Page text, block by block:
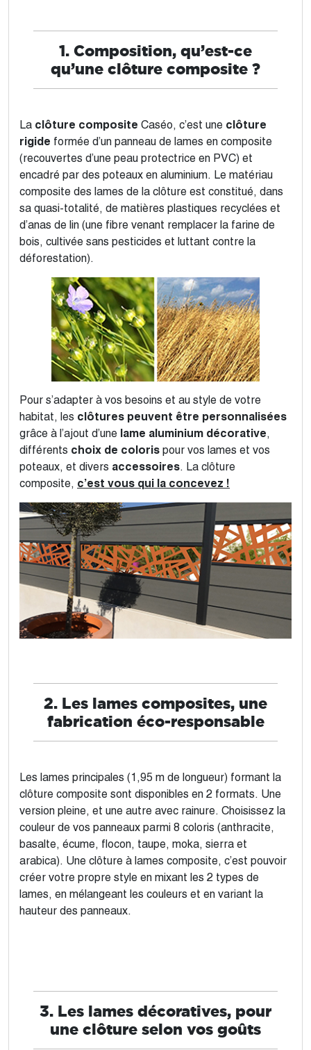
1. Composition, qu’est-ce
qu’une clôture composite ?
La clôture composite Caséo, c’est une clôture
rigide formée d’un panneau de lames en composite
(recouvertes d’une peau protectrice en PVC) et
encadré par des poteaux en aluminium. Le matériau
composite des lames de la clôture est constitué, dans
sa quasi-totalité, de matières plastiques recyclées et
d’anas de lin (une fibre venant remplacer la farine de
bois, cultivée sans pesticides et luttant contre la
déforestation).
Pour s’adapter à vos besoins et au style de votre
habitat, les clôtures peuvent être personnalisées
grâce à l’ajout d’une lame aluminium décorative,
différents choix de coloris pour vos lames et vos
poteaux, et divers accessoires. La clôture
composite, c’est vous qui la concevez !
2. Les lames composites, une
fabrication éco-responsable
Les lames principales (1,95 m de longueur) formant la
clôture composite sont disponibles en 2 formats. Une
version pleine, et une autre avec rainure. Choisissez la
couleur de vos panneaux parmi 8 coloris (anthracite,
basalte, écume, flocon, taupe, moka, sierra et
arabica). Une clôture à lames composite, c’est pouvoir
créer votre propre style en mixant les 2 types de
lames, en mélangeant les couleurs et en variant la
hauteur des panneaux.
3. Les lames décoratives, pour
une clôture selon vos goûts